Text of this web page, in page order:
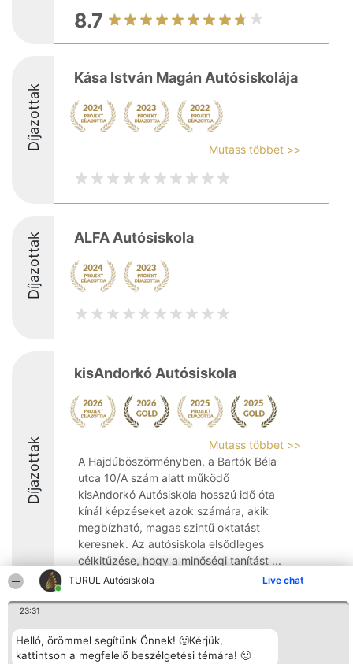
TURUL Autósiskola Live chat
23:31
Helló, örömmel segítünk Önnek! 🙂Kérjük,
kattintson a megfelelő beszélgetési témára! 🙂
8.7
Díjazottak
Kása István Magán Autósiskolája
Mutass többet >>
Díjazottak ALFA Autósiskola
Díjazottak
kisAndorkó Autósiskola
Mutass többet >>
A Hajdúböszörményben, a Bartók Béla
utca 10/A szám alatt működő
kisAndorkó Autósiskola hosszú idő óta
kínál képzéseket azok számára, akik
megbízható, magas szintű oktatást
keresnek. Az autósiskola elsődleges
célkitűzése, hogy a minőségi tanítást ...
10
Rangsorszervező
SC Beautiful Company S.R.L.
Népszavazás
Nyertesek Elérhetőség